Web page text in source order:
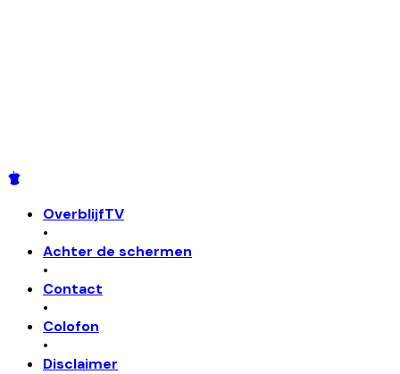
OverblijfTV
•
Achter de schermen
•
Contact
•
Colofon
•
Disclaimer